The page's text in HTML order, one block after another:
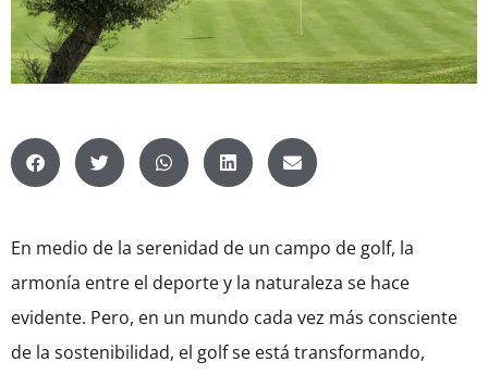
En medio de la serenidad de un campo de golf, la
armonía entre el deporte y la naturaleza se hace
evidente. Pero, en un mundo cada vez más consciente
de la sostenibilidad, el golf se está transformando,